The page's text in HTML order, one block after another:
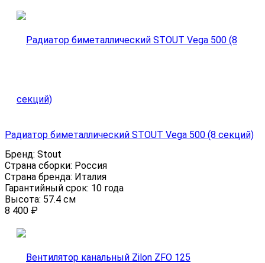
Радиатор биметаллический STOUT Vega 500 (8 секций)
Бренд: Stout
Страна сборки: Россия
Страна бренда: Италия
Гарантийный срок: 10 года
Высота: 57.4 см
8 400 ₽